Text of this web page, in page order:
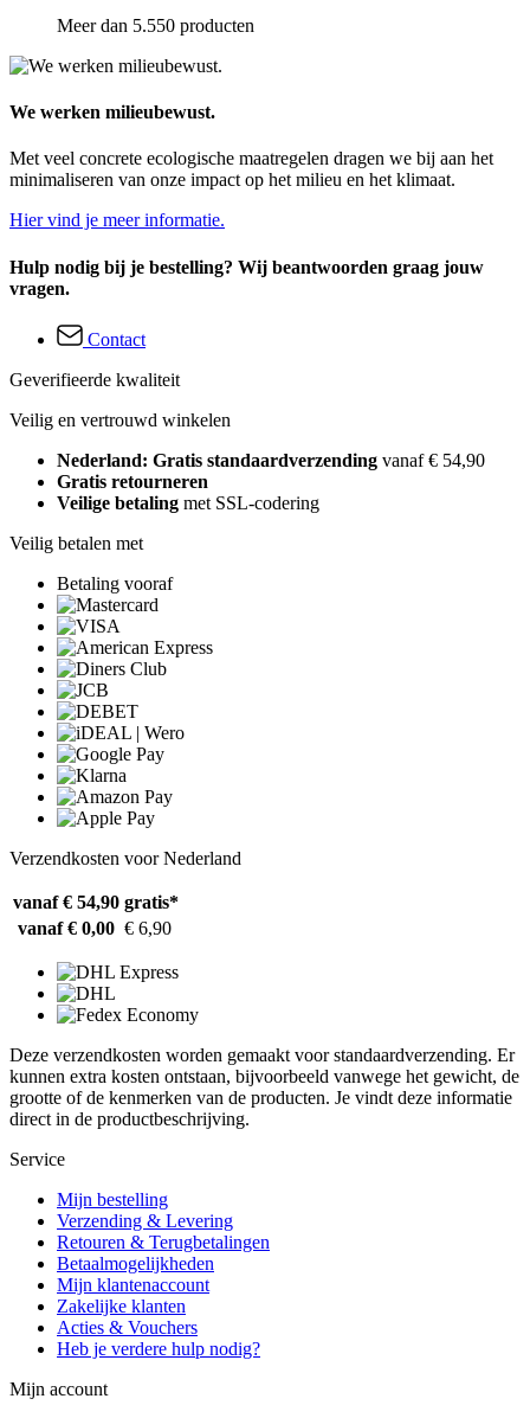
Meer dan 5.550 producten
We werken milieubewust.
Met veel concrete ecologische maatregelen dragen we bij aan het
minimaliseren van onze impact op het milieu en het klimaat.
Hier vind je meer informatie.
Hulp nodig bij je bestelling? Wij beantwoorden graag jouw
vragen.
Contact
Geverifieerde kwaliteit
Veilig en vertrouwd winkelen
Nederland: Gratis standaardverzending vanaf € 54,90
Gratis retourneren
Veilige betaling met SSL-codering
Veilig betalen met
Betaling vooraf
Verzendkosten voor Nederland
vanaf € 54,90 gratis*
vanaf € 0,00 € 6,90
Deze verzendkosten worden gemaakt voor standaardverzending. Er
kunnen extra kosten ontstaan, bijvoorbeeld vanwege het gewicht, de
grootte of de kenmerken van de producten. Je vindt deze informatie
direct in de productbeschrijving.
Service
Mijn bestelling
Verzending & Levering
Retouren & Terugbetalingen
Betaalmogelijkheden
Mijn klantenaccount
Zakelijke klanten
Acties & Vouchers
Heb je verdere hulp nodig?
Mijn account